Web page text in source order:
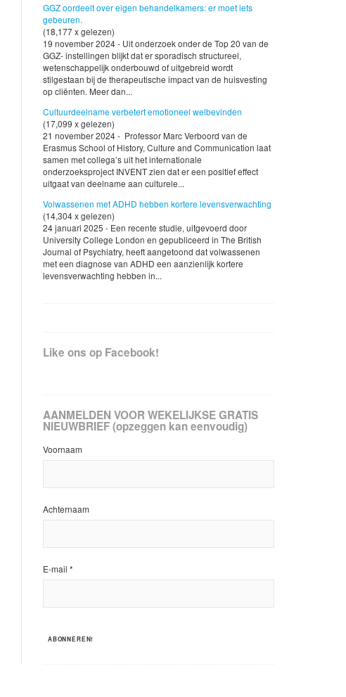
GGZ oordeelt over eigen behandelkamers: er moet iets
gebeuren.
(18,177 x gelezen)
19 november 2024 - Uit onderzoek onder de Top 20 van de
GGZ- instellingen blijkt dat er sporadisch structureel,
wetenschappelijk onderbouwd of uitgebreid wordt
stilgestaan bij de therapeutische impact van de huisvesting
op cliënten. Meer dan...
Cultuurdeelname verbetert emotioneel welbevinden
(17,099 x gelezen)
21 november 2024 - Professor Marc Verboord van de
Erasmus School of History, Culture and Communication laat
samen met collega’s uit het internationale
onderzoeksproject INVENT zien dat er een positief effect
uitgaat van deelname aan culturele...
Volwassenen met ADHD hebben kortere levensverwachting
(14,304 x gelezen)
24 januari 2025 - Een recente studie, uitgevoerd door
University College London en gepubliceerd in The British
Journal of Psychiatry, heeft aangetoond dat volwassenen
met een diagnose van ADHD een aanzienlijk kortere
levensverwachting hebben in...
Like ons op Facebook!
AANMELDEN VOOR WEKELIJKSE GRATIS
NIEUWBRIEF (opzeggen kan eenvoudig)
Voornaam
Achternaam
E-mail *